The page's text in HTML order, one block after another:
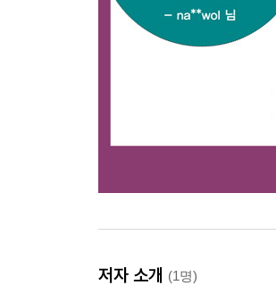
｜스택모드 STACK｜
전문가의 숨겨진 노하우, 스택
30. 노이즈 없는 은하수 사진
32. 도시의 야경, 그 화려한
33. 노출 부족인 사진들을 모
라이트룸 클래식 단축키 모음
저자 소개 (1명)